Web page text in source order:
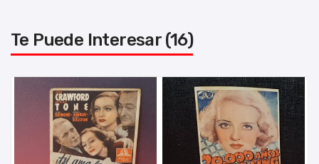
Te Puede Interesar (16)